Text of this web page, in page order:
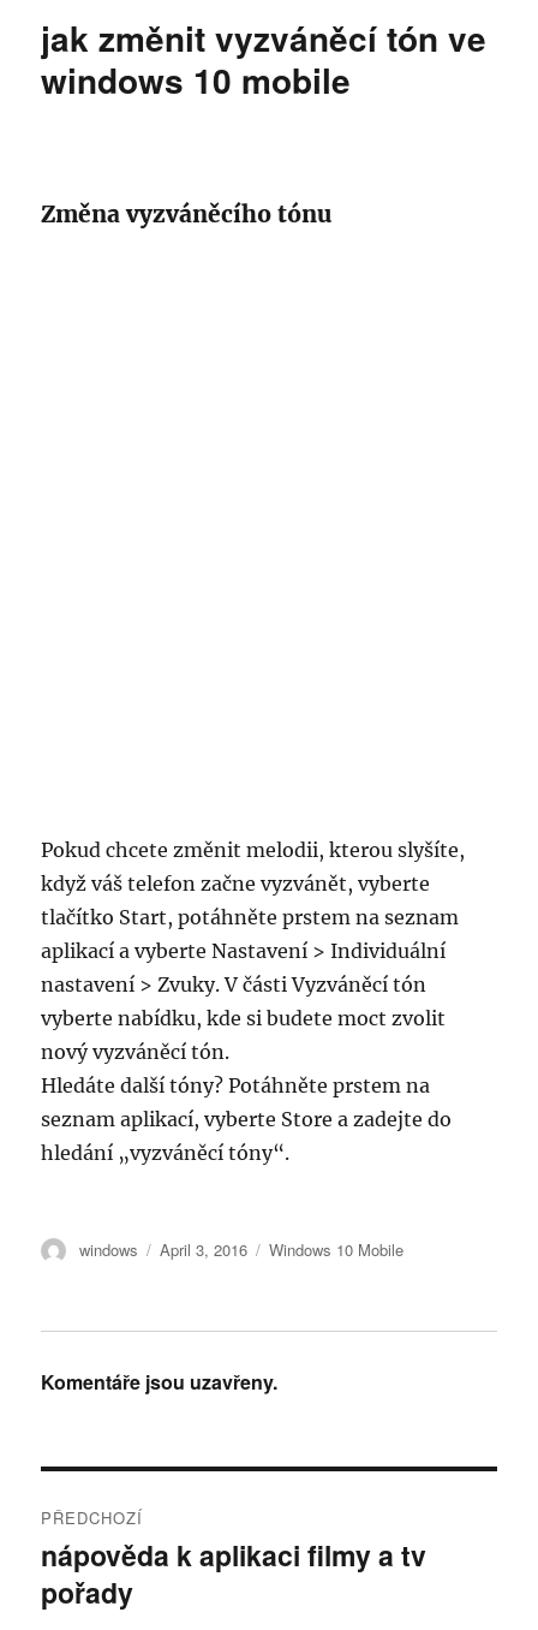
jak změnit vyzváněcí tón ve
windows 10 mobile
Změna vyzváněcího tónu
Pokud chcete změnit melodii, kterou slyšíte,
když váš telefon začne vyzvánět, vyberte
tlačítko Start, potáhněte prstem na seznam
aplikací a vyberte Nastavení > Individuální
nastavení > Zvuky. V části Vyzváněcí tón
vyberte nabídku, kde si budete moct zvolit
nový vyzváněcí tón.
Hledáte další tóny? Potáhněte prstem na
seznam aplikací, vyberte Store a zadejte do
hledání „vyzváněcí tóny“.
Autor:
windows Publikováno:
April 3, 2016 Štítky:
Windows 10 Mobile
Komentáře jsou uzavřeny.
navigation
PŘEDCHOZÍ
Předchozí
příspěvek:
nápověda k aplikaci filmy a tv
pořady